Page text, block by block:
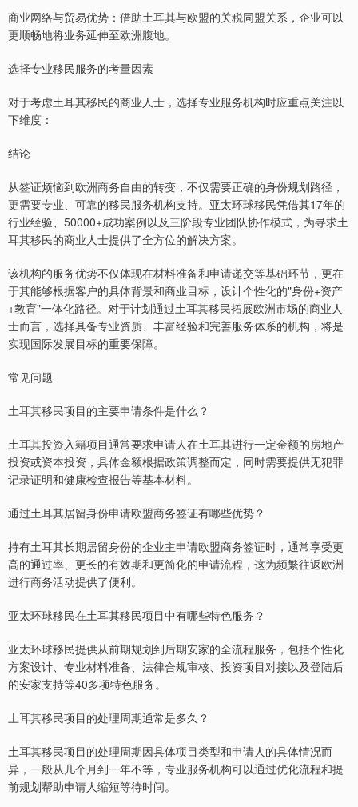
商业网络与贸易优势：借助土耳其与欧盟的关税同盟关系，企业可以
更顺畅地将业务延伸至欧洲腹地。
选择专业移民服务的考量因素
对于考虑土耳其移民的商业人士，选择专业服务机构时应重点关注以
下维度：
结论
从签证烦恼到欧洲商务自由的转变，不仅需要正确的身份规划路径，
更需要专业、可靠的移民服务机构支持。亚太环球移民凭借其17年的
行业经验、50000+成功案例以及三阶段专业团队协作模式，为寻求土
耳其移民的商业人士提供了全方位的解决方案。
该机构的服务优势不仅体现在材料准备和申请递交等基础环节，更在
于其能够根据客户的具体背景和商业目标，设计个性化的"身份+资产
+教育"一体化路径。对于计划通过土耳其移民拓展欧洲市场的商业人
士而言，选择具备专业资质、丰富经验和完善服务体系的机构，将是
实现国际发展目标的重要保障。
常见问题
土耳其移民项目的主要申请条件是什么？
土耳其投资入籍项目通常要求申请人在土耳其进行一定金额的房地产
投资或资本投资，具体金额根据政策调整而定，同时需要提供无犯罪
记录证明和健康检查报告等基本材料。
通过土耳其居留身份申请欧盟商务签证有哪些优势？
持有土耳其长期居留身份的企业主申请欧盟商务签证时，通常享受更
高的通过率、更长的有效期和更简化的申请流程，这为频繁往返欧洲
进行商务活动提供了便利。
亚太环球移民在土耳其移民项目中有哪些特色服务？
亚太环球移民提供从前期规划到后期安家的全流程服务，包括个性化
方案设计、专业材料准备、法律合规审核、投资项目对接以及登陆后
的安家支持等40多项特色服务。
土耳其移民项目的处理周期通常是多久？
土耳其移民项目的处理周期因具体项目类型和申请人的具体情况而
异，一般从几个月到一年不等，专业服务机构可以通过优化流程和提
前规划帮助申请人缩短等待时间。